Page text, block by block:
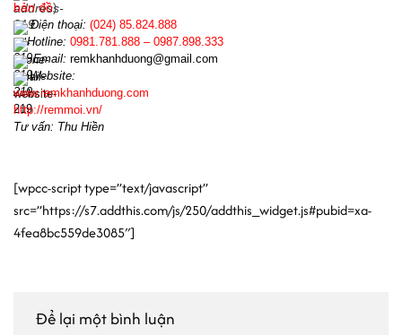
bản đồ)
Điện thoại: (024) 85.824.888
Hotline: 0981.781.888 – 0987.898.333
Email: remkhanhduong@gmail.com
Website:
www.remkhanhduong.com
http://remmoi.vn/
Tư vấn: Thu Hiền
[wpcc-script type=”text/javascript”
src=”https://s7.addthis.com/js/250/addthis_widget.js#pubid=xa-
4fea8bc559de3085″]
Để lại một bình luận